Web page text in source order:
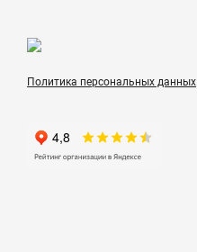
Политика персональных данных